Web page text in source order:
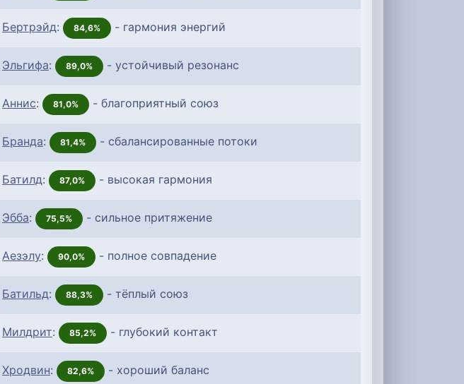
Бертрэйд: 84,6% - гармония энергий
Эльгифа: 89,0% - устойчивый резонанс
Аннис: 81,0% - благоприятный союз
Бранда: 81,4% - сбалансированные потоки
Батилд: 87,0% - высокая гармония
Эбба: 75,5% - сильное притяжение
Аезэлу: 90,0% - полное совпадение
Батильд: 88,3% - тёплый союз
Милдрит: 85,2% - глубокий контакт
Хродвин: 82,6% - хороший баланс